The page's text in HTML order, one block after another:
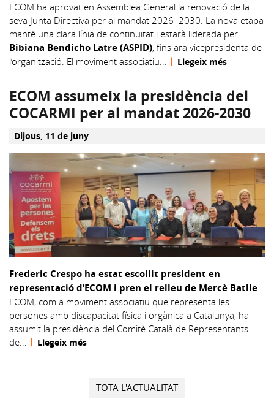
ECOM ha aprovat en Assemblea General la renovació de la
seva Junta Directiva per al mandat 2026–2030. La nova etapa
manté una clara línia de continuïtat i estarà liderada per
Bibiana Bendicho Latre (ASPID), fins ara vicepresidenta de
l’organització. El moviment associatiu... | Llegeix més
ECOM assumeix la presidència del
COCARMI per al mandat 2026-2030
dijous, 11 de juny
Frederic Crespo ha estat escollit president en
representació d’ECOM i pren el relleu de Mercè Batlle
ECOM, com a moviment associatiu que representa les
persones amb discapacitat física i orgànica a Catalunya, ha
assumit la presidència del Comitè Català de Representants
de...
| Llegeix més
VEURE
TOTA L'ACTUALITATD'ECOM